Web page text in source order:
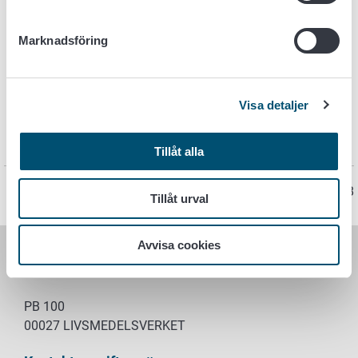
Marknadsföring
Visa detaljer
Tillåt alla
Tillåt urval
Avvisa cookies
Sidan har senast uppdaterats 14.12.2018
LIVSMEDELSVERKET
PB 100
00027 LIVSMEDELSVERKET